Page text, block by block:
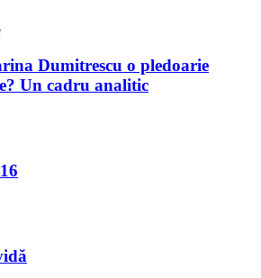
Dumitrescu o pledoarie
Un cadru analitic